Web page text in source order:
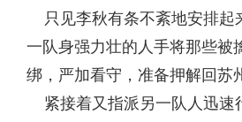
只见李秋有条不紊地安排起
一队身强力壮的人手将那些被
绑，严加看守，准备押解回苏
紧接着又指派另一队人迅速